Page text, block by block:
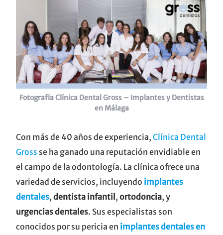
Fotografía Clínica Dental Gross – Implantes y Dentistas
en Málaga
Con más de 40 años de experiencia, Clínica Dental
Gross se ha ganado una reputación envidiable en
el campo de la odontología. La clínica ofrece una
variedad de servicios, incluyendo implantes
dentales, dentista infantil , ortodoncia, y
urgencias dentales. Sus especialistas son
conocidos por su pericia en implantes dentales en